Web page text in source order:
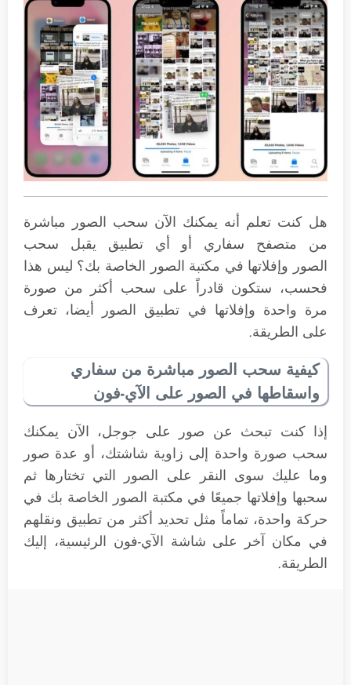
هل كنت تعلم أنه يمكنك الآن سحب الصور مباشرة
من متصفح سفاري أو أي تطبيق يقبل سحب
الصور وإفلاتها في مكتبة الصور الخاصة بك؟ ليس هذا
فحسب، ستكون قادراً على سحب أكثر من صورة
مرة واحدة وإفلاتها في تطبيق الصور أيضا، تعرف
على الطريقة.
كيفية سحب الصور مباشرة من سفاري
واسقاطها في الصور على الآي-فون
إذا كنت تبحث عن صور على جوجل، الآن يمكنك
سحب صورة واحدة إلى زاوية شاشتك، أو عدة صور
وما عليك سوى النقر على الصور التي تختارها ثم
سحبها وإفلاتها جميعًا في مكتبة الصور الخاصة بك في
حركة واحدة، تماماً مثل تحديد أكثر من تطبيق ونقلهم
في مكان آخر على شاشة الآي-فون الرئيسية، إليك
الطريقة.